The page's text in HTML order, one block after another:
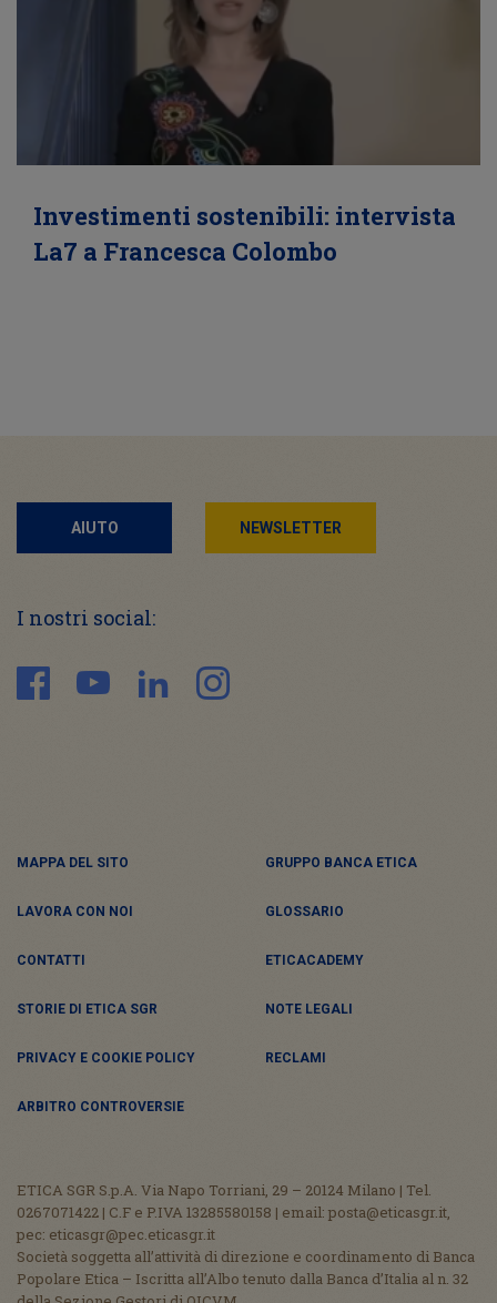
Investimenti sostenibili: intervista
La7 a Francesca Colombo
AIUTO NEWSLETTER
I nostri social:
MAPPA DEL SITO GRUPPO BANCA ETICA
LAVORA CON NOI GLOSSARIO
CONTATTI ETICACADEMY
STORIE DI ETICA SGR NOTE LEGALI
PRIVACY E COOKIE POLICY RECLAMI
ARBITRO CONTROVERSIE
ETICA SGR S.p.A. Via Napo Torriani, 29 – 20124 Milano | Tel.
0267071422 | C.F e P.IVA 13285580158 | email: posta@eticasgr.it,
pec: eticasgr@pec.eticasgr.it
Società soggetta all’attività di direzione e coordinamento di Banca
Popolare Etica – Iscritta all’Albo tenuto dalla Banca d’Italia al n. 32